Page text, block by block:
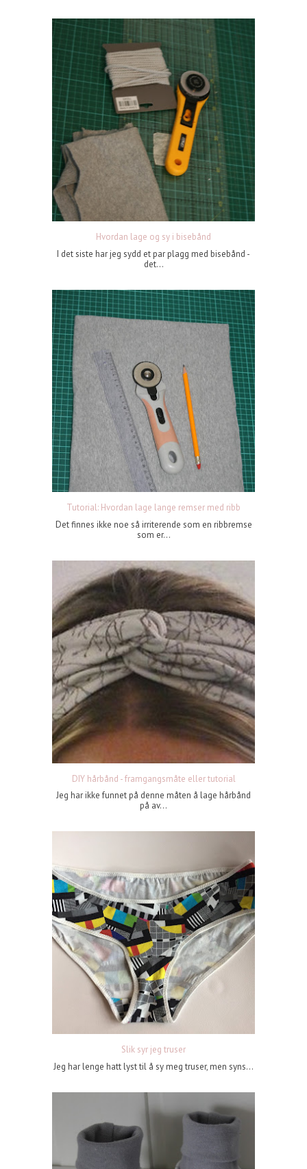
Hvordan lage og sy i bisebånd
I det siste har jeg sydd et par plagg med bisebånd -
det...
Tutorial: Hvordan lage lange remser med ribb
Det finnes ikke noe så irriterende som en ribbremse
som er...
DIY hårbånd - framgangsmåte eller tutorial
Jeg har ikke funnet på denne måten å lage hårbånd
på av...
Slik syr jeg truser
Jeg har lenge hatt lyst til å sy meg truser, men syns...